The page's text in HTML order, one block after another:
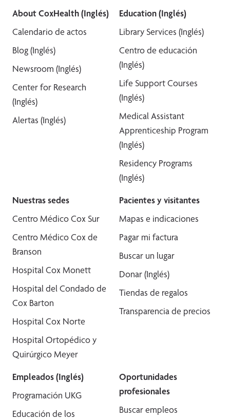
About CoxHealth (Inglés)
Calendario de actos
Blog (Inglés)
Newsroom (Inglés)
Center for Research
(Inglés)
Alertas (Inglés)
Education (Inglés)
Library Services (Inglés)
Centro de educación
(Inglés)
Life Support Courses
(Inglés)
Medical Assistant
Apprenticeship Program
(Inglés)
Residency Programs
(Inglés)
Nuestras sedes
Centro Médico Cox Sur
Centro Médico Cox de
Branson
Hospital Cox Monett
Hospital del Condado de
Cox Barton
Hospital Cox Norte
Hospital Ortopédico y
Quirúrgico Meyer
Pacientes y visitantes
Mapas e indicaciones
Pagar mi factura
Buscar un lugar
Donar (Inglés)
Tiendas de regalos
Transparencia de precios
Empleados (Inglés)
Programación UKG
Educación de los
Oportunidades
profesionales
Buscar empleos